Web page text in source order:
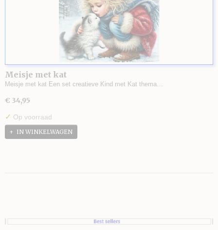
Meisje met kat
Meisje met kat Een set creatieve Kind met Kat thema…
€ 34,95
✓ Op voorraad
IN WINKELWAGEN